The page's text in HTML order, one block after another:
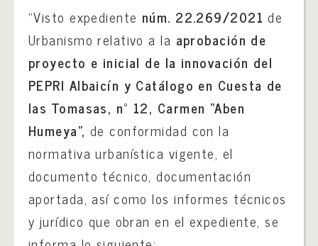
“Visto expediente núm. 22.269/2021de
Urbanismo relativo a la aprobación de
proyecto e inicial de la innovación del
PEPRI Albaicín y Catálogo en Cuesta de
las Tomasas, nº 12, Carmen “Aben
Humeya”, de conformidad con la
normativa urbanística vigente, el
documento técnico, documentación
aportada, así como los informes técnicos
y jurídico que obran en el expediente, se